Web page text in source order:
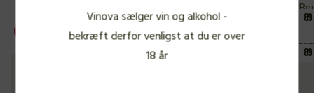
Bernard Baudry, Domaine Blanc
195 DKK
v. 3 fl.
Vinova sælger vin og alkohol -
bekræft derfor venligst at du er over
18 år